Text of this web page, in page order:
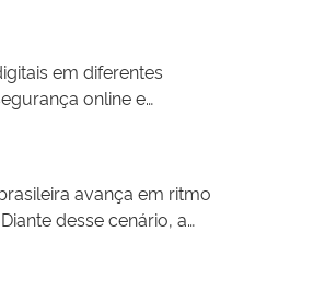
e promove o uso mais
entre universidade e
em diferentes
online e
à Escola”, da Ordem
e prevenção ao
de maneira ética,
avança em ritmo
desse cenário, a